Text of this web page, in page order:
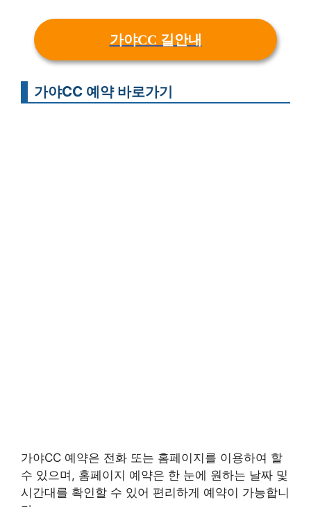
가야CC 길안내
가야CC 예약 바로가기
가야CC 예약은 전화 또는 홈페이지를 이용하여 할
수 있으며, 홈페이지 예약은 한 눈에 원하는 날짜 및
시간대를 확인할 수 있어 편리하게 예약이 가능합니